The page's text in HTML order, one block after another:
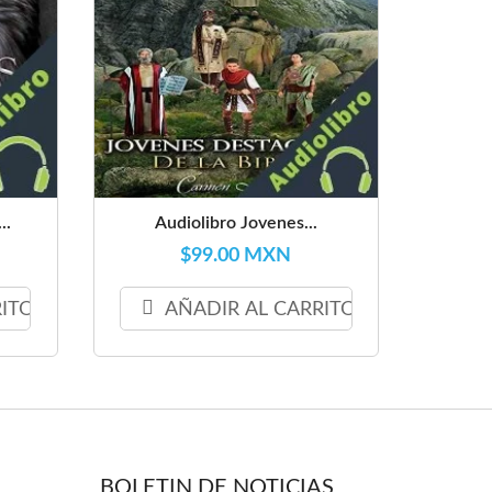
Audiolibro Jovenes...
$99.00 MXN
AÑADIR AL CARRITO
BOLETIN DE NOTICIAS